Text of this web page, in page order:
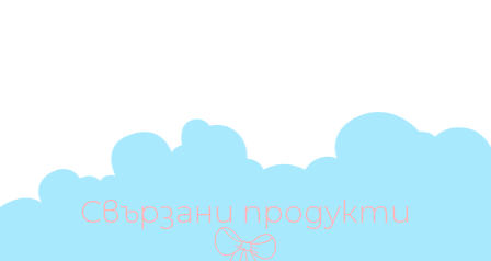
Свързани продукти